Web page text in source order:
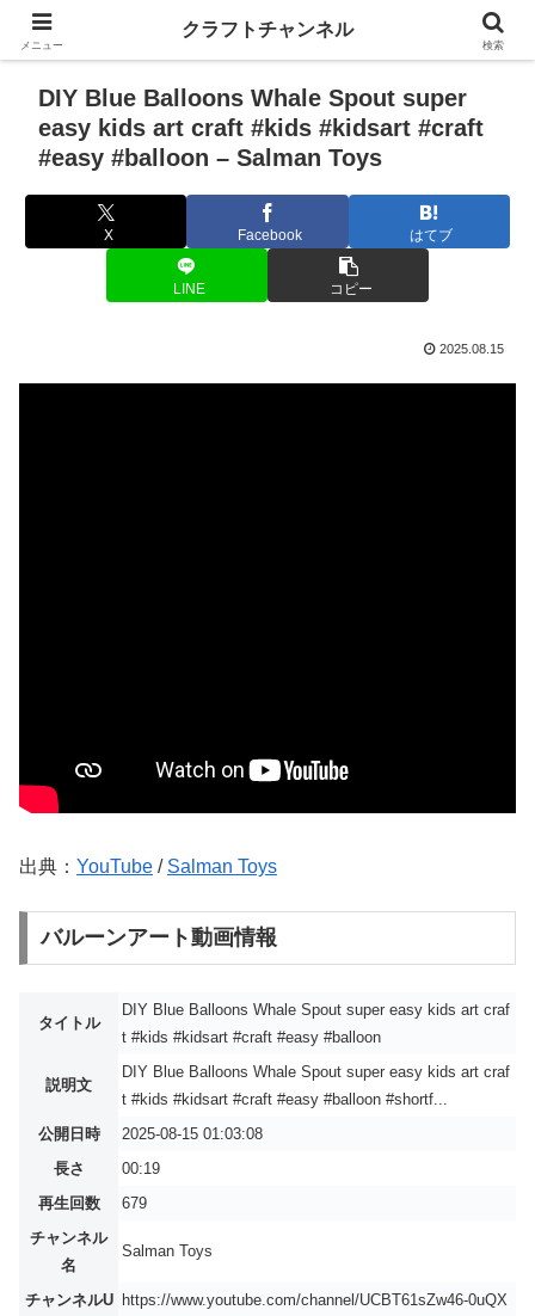
DIY Blue Balloons Whale Spout super
easy kids art craft #kids #kidsart #craft
#easy #balloon – Salman Toys
X Facebook はてブ
LINE コピー
2025.08.15
出典： YouTube / Salman Toys
バルーンアート動画情報
タイトル
DIY Blue Balloons Whale Spout super easy kids art craf
t #kids #kidsart #craft #easy #balloon
説明文
DIY Blue Balloons Whale Spout super easy kids art craf
t #kids #kidsart #craft #easy #balloon #shortf...
公開日時
2025-08-15 01:03:08
長さ
00:19
再生回数
679
チャンネル
名
Salman Toys
チャンネルU
https://www.youtube.com/channel/UCBT61sZw46-0uQX
メニュー
クラフトチャンネル
検索